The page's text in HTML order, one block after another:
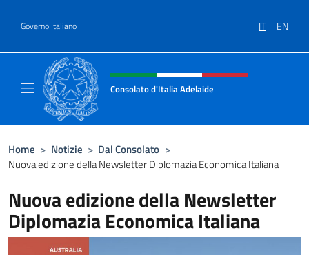
Governo Italiano IT EN
Intestazione sito, social e menù
Consolato d'Italia Adelaide
Home > Notizie > Dal Consolato >
Nuova edizione della Newsletter Diplomazia Economica Italiana
Nuova edizione della Newsletter
Diplomazia Economica Italiana